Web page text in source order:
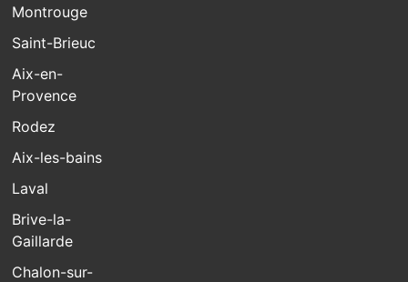
Montrouge
Saint-Brieuc
Aix-en-
Provence
Rodez
Aix-les-bains
Laval
Brive-la-
Gaillarde
Chalon-sur-